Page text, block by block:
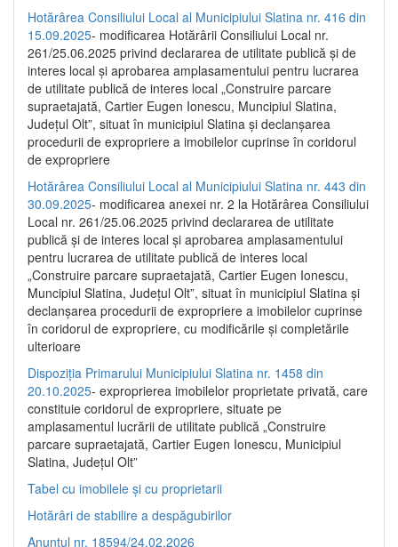
Hotărârea Consiliului Local al Municipiului Slatina nr. 416 din
15.09.2025- modificarea Hotărârii Consiliului Local nr.
261/25.06.2025 privind declararea de utilitate publică și de
interes local și aprobarea amplasamentului pentru lucrarea
de utilitate publică de interes local „Construire parcare
supraetajată, Cartier Eugen Ionescu, Muncipiul Slatina,
Județul Olt”, situat în municipiul Slatina și declanșarea
procedurii de expropriere a imobilelor cuprinse în coridorul
de expropriere
Hotărârea Consiliului Local al Municipiului Slatina nr. 443 din
30.09.2025- modificarea anexei nr. 2 la Hotărârea Consiliului
Local nr. 261/25.06.2025 privind declararea de utilitate
publică şi de interes local şi aprobarea amplasamentului
pentru lucrarea de utilitate publică de interes local
„Construire parcare supraetajată, Cartier Eugen Ionescu,
Muncipiul Slatina, Judeţul Olt”, situat în municipiul Slatina şi
declanşarea procedurii de expropriere a imobilelor cuprinse
în coridorul de expropriere, cu modificările şi completările
ulterioare
Dispoziția Primarului Municipiului Slatina nr. 1458 din
20.10.2025- exproprierea imobilelor proprietate privată, care
constituie coridorul de expropriere, situate pe
amplasamentul lucrării de utilitate publică „Construire
parcare supraetajată, Cartier Eugen Ionescu, Municipiul
Slatina, Județul Olt”
Tabel cu imobilele și cu proprietarii
Hotărâri de stabilire a despăgubirilor
Anunțul nr. 18594/24.02.2026